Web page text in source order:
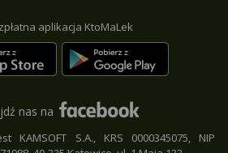
aplikacja KtoMaLek
nas na
KAMSOFT S.A., KRS 0000345075, NIP